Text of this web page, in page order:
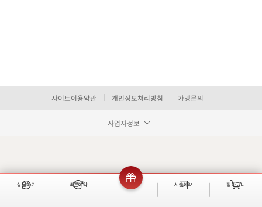
사이트이용약관 개인정보처리방침 가맹문의
사업자정보
상담하기 빠른예약 이벤트 시술예약 장바구니